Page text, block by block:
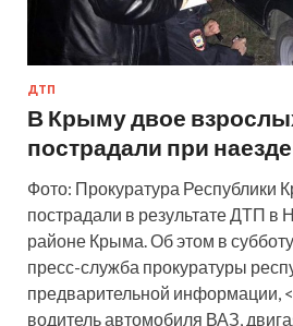
ДТП
В Крыму двое
пострадали при
Фото: Прокуратура Республики
пострадали в результате ДТП в
районе Крыма. Об этом в
пресс-служба прокуратуры
предварительной информации,
водитель автомобиля ВАЗ,